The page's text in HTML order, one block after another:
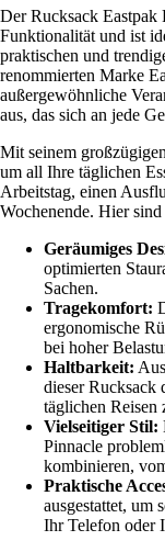
Der Rucksack
Funktionalität und ist
praktischen und
renommierten Marke
außergewöhnliche
aus, das sich an jede
Mit seinem
um all Ihre täglichen
Arbeitstag, einen
Wochenende. Hier
Geräumiges
optimierten
Sachen.
Tragekomfort:
ergonomische
bei hoher
Haltbarkeit:
dieser Rucksack
täglichen Reisen
Vielseitiger Stil:
Pinnacle
kombinieren,
Praktische
ausgestattet, um
Ihr Telefon oder